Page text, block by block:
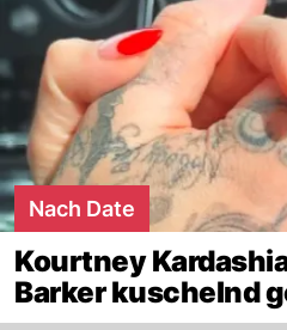
Nach Date
Kourtney
Barker kuschelnd